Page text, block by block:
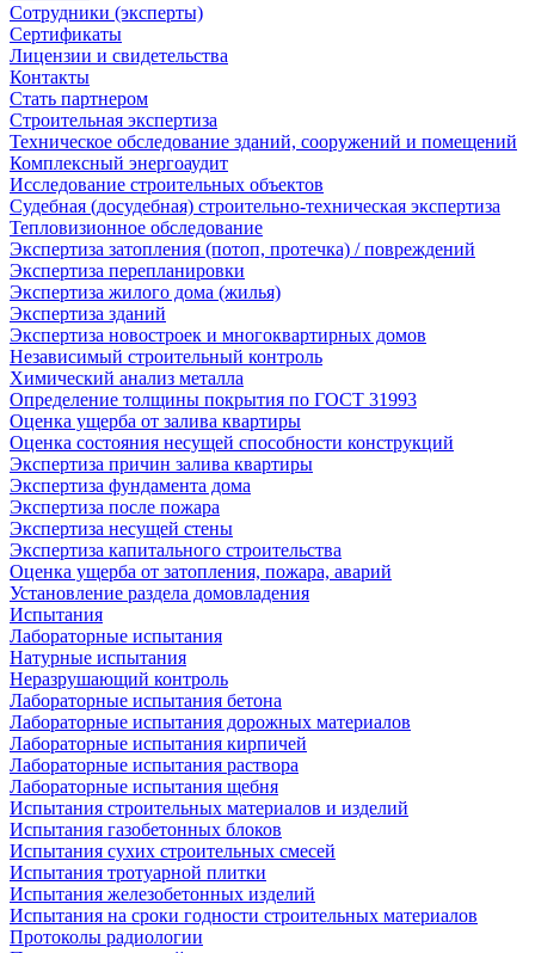
Сотрудники (эксперты)
Сертификаты
Лицензии и свидетельства
Контакты
Стать партнером
Строительная экспертиза
Техническое обследование зданий, сооружений и помещений
Комплексный энергоаудит
Исследование строительных объектов
Судебная (досудебная) строительно-техническая экспертиза
Тепловизионное обследование
Экспертиза затопления (потоп, протечка) / повреждений
Экспертиза перепланировки
Экспертиза жилого дома (жилья)
Экспертиза зданий
Экспертиза новостроек и многоквартирных домов
Независимый строительный контроль
Химический анализ металла
Определение толщины покрытия по ГОСТ 31993
Оценка ущерба от залива квартиры
Оценка состояния несущей способности конструкций
Экспертиза причин залива квартиры
Экспертиза фундамента дома
Экспертиза после пожара
Экспертиза несущей стены
Экспертиза капитального строительства
Оценка ущерба от затопления, пожара, аварий
Установление раздела домовладения
Испытания
Лабораторные испытания
Натурные испытания
Неразрушающий контроль
Лабораторные испытания бетона
Лабораторные испытания дорожных материалов
Лабораторные испытания кирпичей
Лабораторные испытания раствора
Лабораторные испытания щебня
Испытания строительных материалов и изделий
Испытания газобетонных блоков
Испытания сухих строительных смесей
Испытания тротуарной плитки
Испытания железобетонных изделий
Испытания на сроки годности строительных материалов
Протоколы радиологии